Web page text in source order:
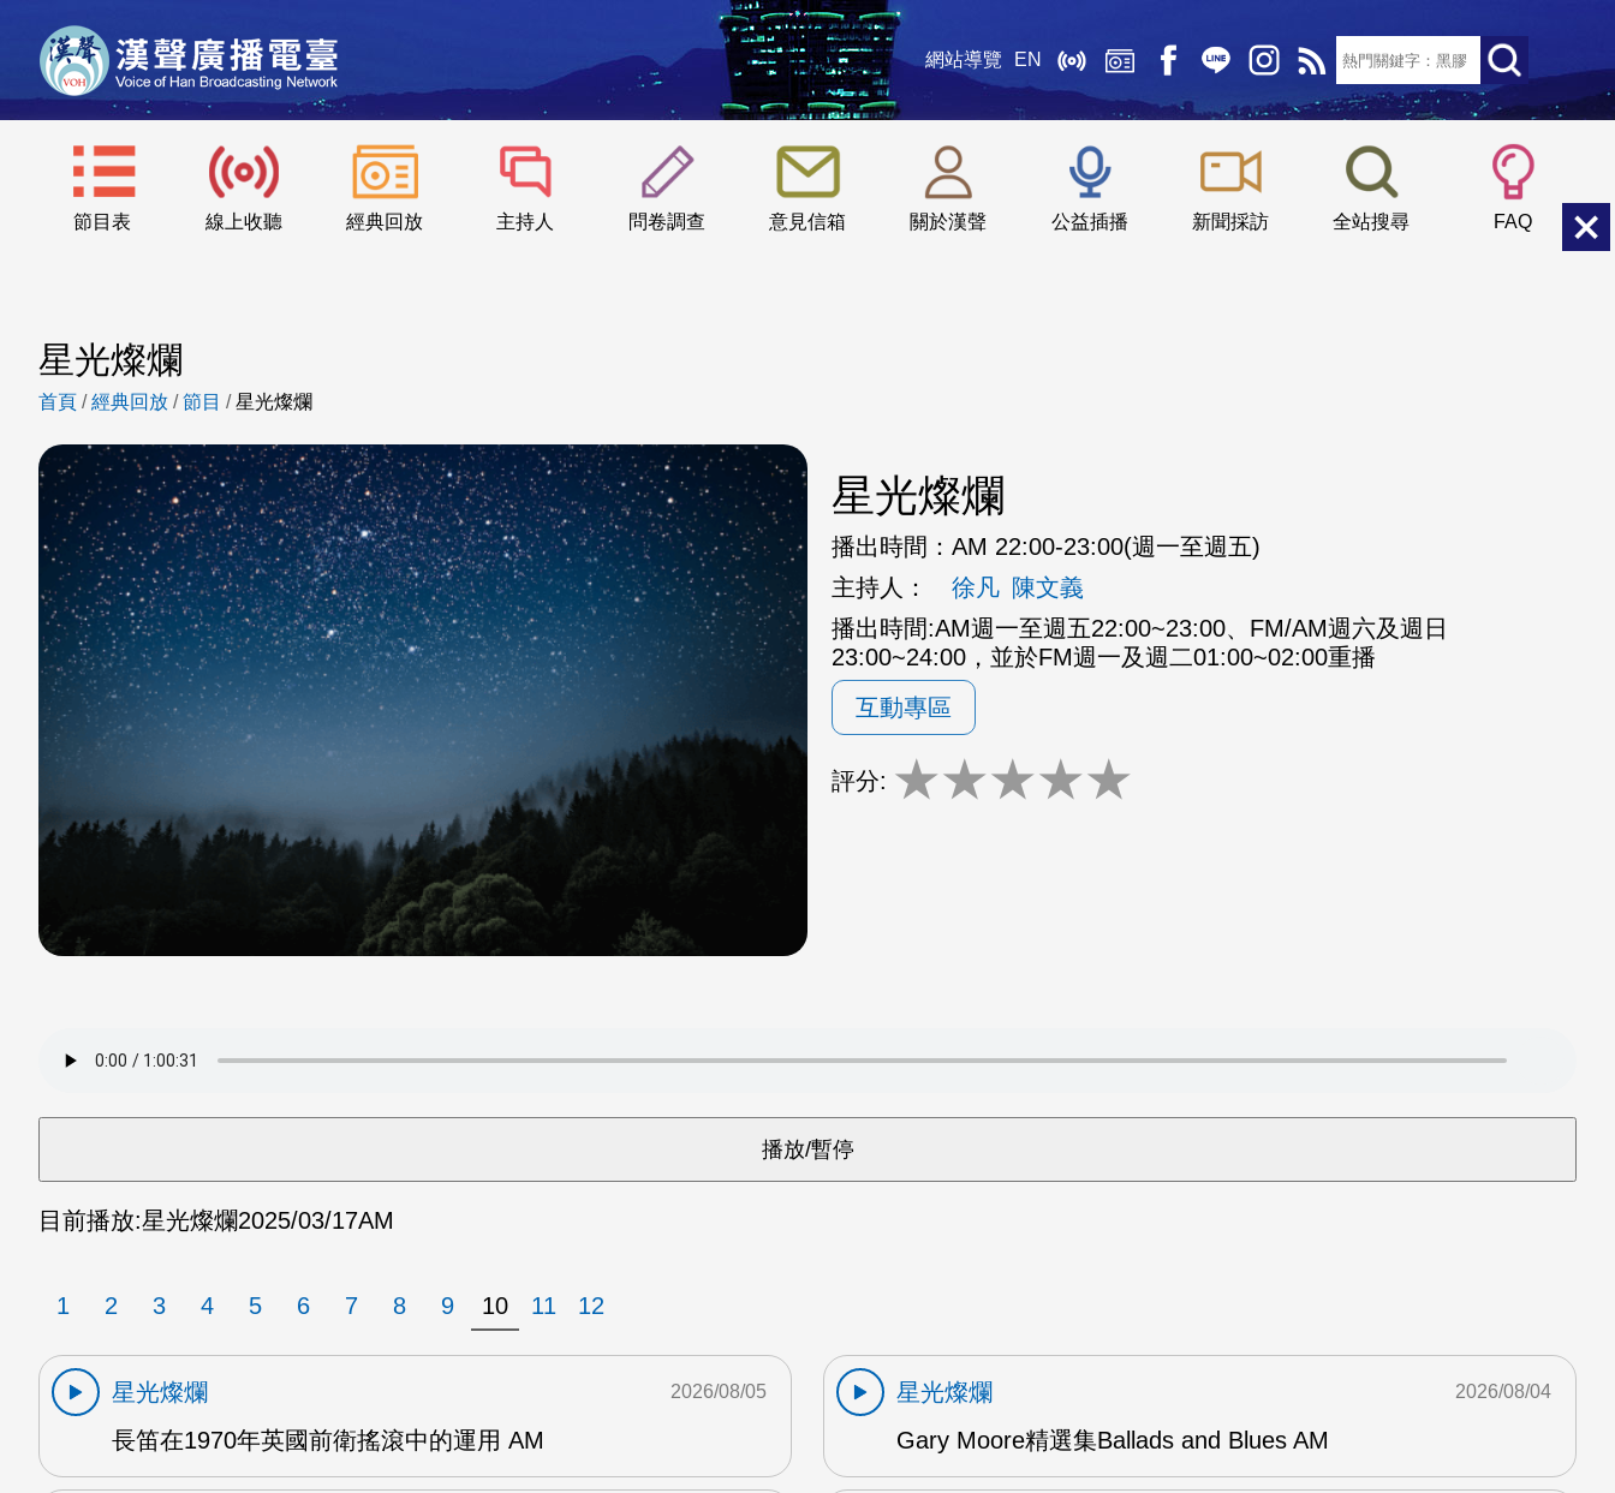
網站導覽 EN
節目表 線上收聽 經典回放 主持人 問卷調查 意見信箱 關於漢聲 公益插播 新聞採訪 全站搜尋 FAQ
::: 小 中
星光燦爛
首頁 /經典回放 /節目 /星光燦爛
星光燦爛
播出時間： AM 22:00-23:00(週一至週五)
主持人：
徐凡 陳文義
播出時間:AM週一至週五22:00~23:00、FM/AM週六及週日
23:00~24:00，並於FM週一及週二01:00~02:00重播
互動專區
評分: ★★★★★
目前播放:星光燦爛2025/03/17AM
1 2 3 4 5 6 7 8 9 10 11 12
星光燦爛
長笛在1970年英國前衛搖滾中的運用 AM
2026/08/05
星光燦爛
Gary Moore精選集Ballads and Blues AM
2026/08/04